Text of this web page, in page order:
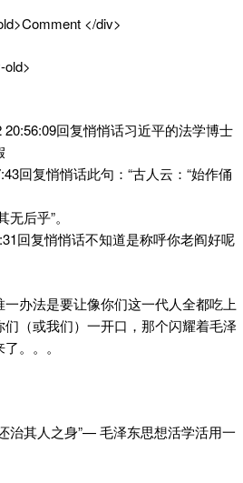
</div>
20:56:09回复悄悄话习近平的法学博士
回复悄悄话此句：“古人云：“始作俑
后乎”。
回复悄悄话不知道是称呼你老阎好呢
办法是要让像你们这一代人全都吃上
（或我们）一开口，那个闪耀着毛泽
。。。
治其人之身”— 毛泽东思想活学活用一